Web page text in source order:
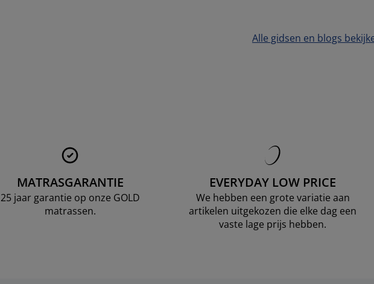
Alle gidsen en blogs
MATRASGARANTIE
25 jaar garantie op onze GOLD
matrassen.
EVERYDAY LOW PRICE
We hebben een grote variatie aan
artikelen uitgekozen die elke dag een
vaste lage prijs hebben.